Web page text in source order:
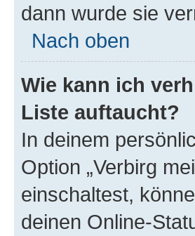
dann wurde sie
Nach oben
Wie kann ich
Liste auftaucht?
In deinem
Option „Verbirg
einschaltest,
deinen Online-